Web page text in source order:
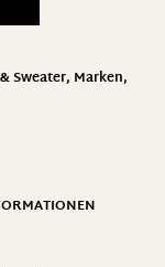
Sweater, Marken,